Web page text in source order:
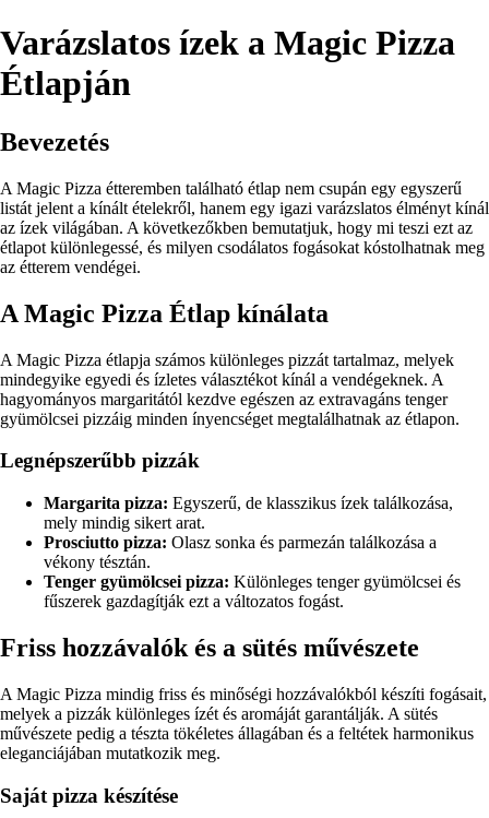
Varázslatos ízek a Magic Pizza
Étlapján
Bevezetés
A Magic Pizza étteremben található étlap nem csupán egy egyszerű
listát jelent a kínált ételekről, hanem egy igazi varázslatos élményt kínál
az ízek világában. A következőkben bemutatjuk, hogy mi teszi ezt az
étlapot különlegessé, és milyen csodálatos fogásokat kóstolhatnak meg
az étterem vendégei.
A Magic Pizza Étlap kínálata
A Magic Pizza étlapja számos különleges pizzát tartalmaz, melyek
mindegyike egyedi és ízletes választékot kínál a vendégeknek. A
hagyományos margaritától kezdve egészen az extravagáns tenger
gyümölcsei pizzáig minden ínyencséget megtalálhatnak az étlapon.
Legnépszerűbb pizzák
Margarita pizza: Egyszerű, de klasszikus ízek találkozása,
mely mindig sikert arat.
Prosciutto pizza: Olasz sonka és parmezán találkozása a
vékony tésztán.
Tenger gyümölcsei pizza: Különleges tenger gyümölcsei és
fűszerek gazdagítják ezt a változatos fogást.
Friss hozzávalók és a sütés művészete
A Magic Pizza mindig friss és minőségi hozzávalókból készíti fogásait,
melyek a pizzák különleges ízét és aromáját garantálják. A sütés
művészete pedig a tészta tökéletes állagában és a feltétek harmonikus
eleganciájában mutatkozik meg.
Saját pizza készítése